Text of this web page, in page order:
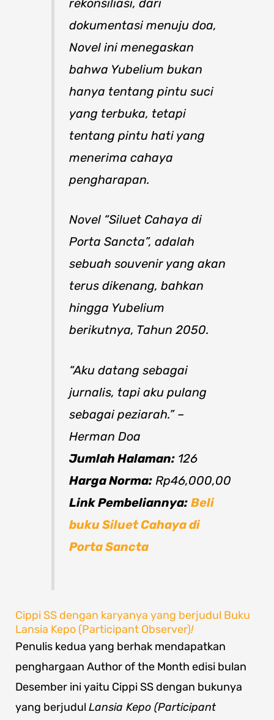
dokumentasi menuju doa,
Novel ini menegaskan
bahwa Yubelium bukan
hanya tentang pintu suci
yang terbuka, tetapi
tentang pintu hati yang
menerima cahaya
pengharapan.
Novel “Siluet Cahaya di
Porta Sancta”, adalah
sebuah souvenir yang akan
terus dikenang, bahkan
hingga Yubelium
berikutnya, Tahun 2050.
“Aku datang sebagai
jurnalis, tapi aku pulang
sebagai peziarah.” –
Herman Doa
Jumlah Halaman: 126
Harga Norma: Rp46,000,00
Link Pembeliannya: Beli
buku Siluet Cahaya di
Porta Sancta
Cippi SS dengan karyanya yang berjudul Buku
Lansia Kepo (Participant Observer)!
Penulis kedua yang berhak mendapatkan
penghargaan Author of the Month edisi bulan
Desember ini yaitu Cippi SS dengan bukunya
yang berjudul Lansia Kepo (Participant